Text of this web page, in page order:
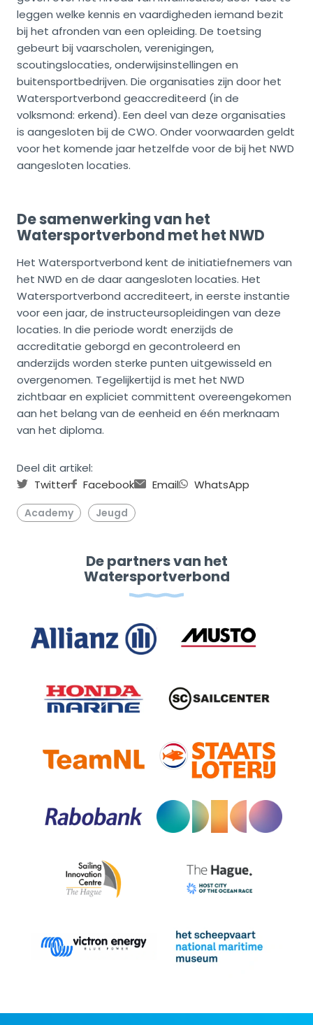
leggen welke kennis en vaardigheden iemand bezit
bij het afronden van een opleiding. De toetsing
gebeurt bij vaarscholen, verenigingen,
scoutingslocaties, onderwijsinstellingen en
buitensportbedrijven. Die organisaties zijn door het
Watersportverbond geaccrediteerd (in de
volksmond: erkend). Een deel van deze organisaties
is aangesloten bij de CWO. Onder voorwaarden geldt
voor het komende jaar hetzelfde voor de bij het NWD
aangesloten locaties.
De samenwerking van het
Watersportverbond met het NWD
Het Watersportverbond kent de initiatiefnemers van
het NWD en de daar aangesloten locaties. Het
Watersportverbond accrediteert, in eerste instantie
voor een jaar, de instructeursopleidingen van deze
locaties. In die periode wordt enerzijds de
accreditatie geborgd en gecontroleerd en
anderzijds worden sterke punten uitgewisseld en
overgenomen. Tegelijkertijd is met het NWD
zichtbaar en expliciet committent overeengekomen
aan het belang van de eenheid en één merknaam
van het diploma.
Deel dit artikel:
Twitter
Facebook Email WhatsApp
Academy Jeugd
De partners van het
Watersportverbond